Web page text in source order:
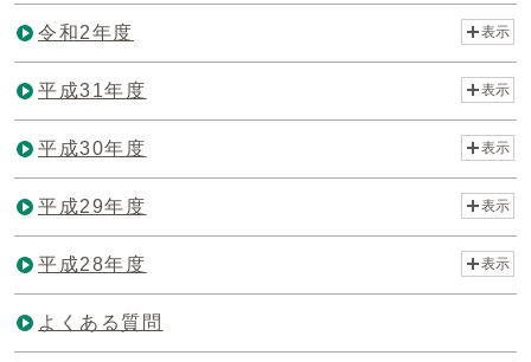
令和2年度 表示
平成31年度 表示
平成30年度 表示
平成29年度 表示
平成28年度 表示
よくある質問